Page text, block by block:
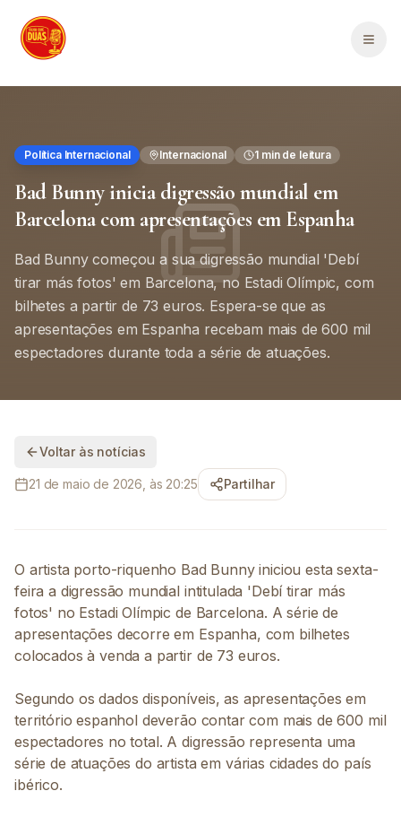
Política Internacional Internacional 1 min de leitura
Bad Bunny inicia digressão mundial em
Barcelona com apresentações em Espanha
Bad Bunny começou a sua digressão mundial 'Debí
tirar más fotos' em Barcelona, no Estadi Olímpic, com
bilhetes a partir de 73 euros. Espera-se que as
apresentações em Espanha recebam mais de 600 mil
espectadores durante toda a série de atuações.
Voltar às notícias
21 de maio de 2026, às 20:25 Partilhar
O artista porto-riquenho Bad Bunny iniciou esta sexta-
feira a digressão mundial intitulada 'Debí tirar más
fotos' no Estadi Olímpic de Barcelona. A série de
apresentações decorre em Espanha, com bilhetes
colocados à venda a partir de 73 euros.
Segundo os dados disponíveis, as apresentações em
território espanhol deverão contar com mais de 600 mil
espectadores no total. A digressão representa uma
série de atuações do artista em várias cidades do país
ibérico.